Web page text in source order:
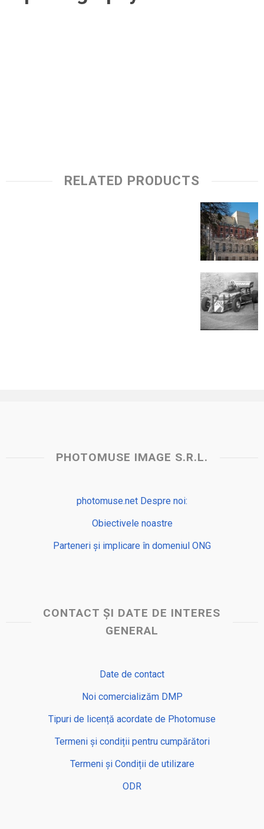
RELATED PRODUCTS
PHOTOMUSE IMAGE S.R.L.
photomuse.net Despre noi:
Obiectivele noastre
Parteneri și implicare în domeniul ONG
CONTACT ȘI DATE DE INTERES
GENERAL
Date de contact
Noi comercializăm DMP
Tipuri de licență acordate de Photomuse
Termeni și condiții pentru cumpărători
Termeni și Condiții de utilizare
ODR